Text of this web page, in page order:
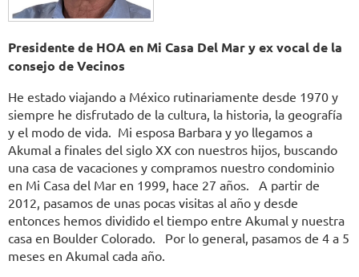
Presidente de HOA en Mi Casa Del Mar y ex vocal de la
consejo de Vecinos
He estado viajando a México rutinariamente desde 1970 y
siempre he disfrutado de la cultura, la historia, la geografía
y el modo de vida. Mi esposa Barbara y yo llegamos a
Akumal a finales del siglo XX con nuestros hijos, buscando
una casa de vacaciones y compramos nuestro condominio
en Mi Casa del Mar en 1999, hace 27 años. A partir de
2012, pasamos de unas pocas visitas al año y desde
entonces hemos dividido el tiempo entre Akumal y nuestra
casa en Boulder Colorado. Por lo general, pasamos de 4 a 5
meses en Akumal cada año.